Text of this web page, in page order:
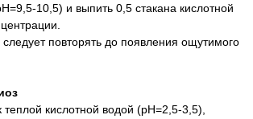
10,5) и выпить 0,5 стакана кислотной
повторять до появления ощутимого
кислотной водой (pH=2,5-3,5),